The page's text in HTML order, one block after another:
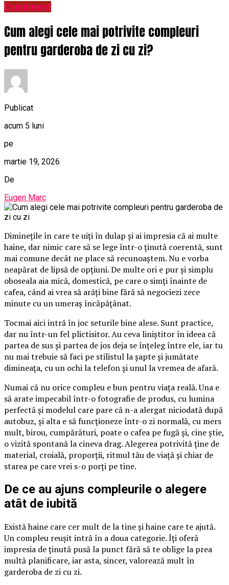
Eveniment
Cum alegi cele mai potrivite compleuri
pentru garderoba de zi cu zi?
Publicat
acum 5 luni
pe
martie 19, 2026
De
Eugen Marc
Diminețile în care te uiți în dulap și ai impresia că ai multe
haine, dar nimic care să se lege într-o ținută coerentă, sunt
mai comune decât ne place să recunoaștem. Nu e vorba
neapărat de lipsă de opțiuni. De multe ori e pur și simplu
oboseala aia mică, domestică, pe care o simți înainte de
cafea, când ai vrea să arăți bine fără să negociezi zece
minute cu un umeraș încăpățânat.
Tocmai aici intră în joc seturile bine alese. Sunt practice,
dar nu într-un fel plictisitor. Au ceva liniștitor în ideea că
partea de sus și partea de jos deja se înțeleg între ele, iar tu
nu mai trebuie să faci pe stilistul la șapte și jumătate
dimineața, cu un ochi la telefon și unul la vremea de afară.
Numai că nu orice compleu e bun pentru viața reală. Una e
să arate impecabil într-o fotografie de produs, cu lumina
perfectă și modelul care pare că n-a alergat niciodată după
autobuz, și alta e să funcționeze într-o zi normală, cu mers
mult, birou, cumpărături, poate o cafea pe fugă și, cine știe,
o vizită spontană la cineva drag. Alegerea potrivită ține de
material, croială, proporții, ritmul tău de viață și chiar de
starea pe care vrei s-o porți pe tine.
De ce au ajuns compleurile o alegere
atât de iubită
Există haine care cer mult de la tine și haine care te ajută.
Un compleu reușit intră în a doua categorie. Îți oferă
impresia de ținută pusă la punct fără să te oblige la prea
multă planificare, iar asta, sincer, valorează mult în
garderoba de zi cu zi.